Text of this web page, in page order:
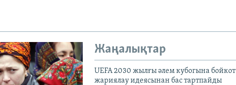
Жаңалықтар
UEFA 2030 жылғы әлем кубогына бойкот
жариялау идеясынан бас тартпайды